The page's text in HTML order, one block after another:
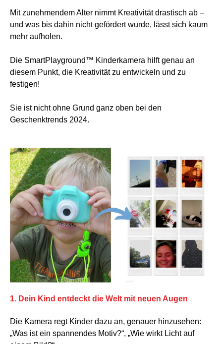
Mit zunehmendem Alter nimmt Kreativität drastisch ab –
und was bis dahin nicht gefördert wurde, lässt sich kaum
mehr aufholen.
Die SmartPlayground™ Kinderkamera hilft genau an
diesem Punkt, die Kreativität zu entwickeln und zu
festigen!
Sie ist nicht ohne Grund ganz oben bei den
Geschenktrends 2024.
1. Dein Kind entdeckt die Welt mit neuen Augen
Die Kamera regt Kinder dazu an, genauer hinzusehen:
„Was ist ein spannendes Motiv?“, „Wie wirkt Licht auf